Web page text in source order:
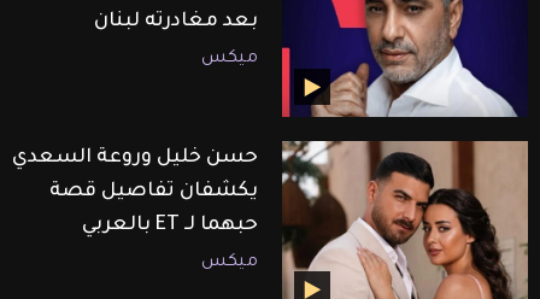
بعد مغادرته لبنان
ميكس
حسن خليل وروعة السعدي
يكشفان تفاصيل قصة
حبهما لـ ET بالعربي
ميكس